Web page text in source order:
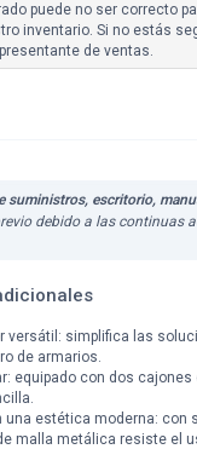
puede no ser correcto
inventario. Si no estás
de ventas.
suministros, escritorio,
debido a las
versátil: simplifica las
de armarios.
equipado con dos
una estética moderna: con
malla metálica resiste el